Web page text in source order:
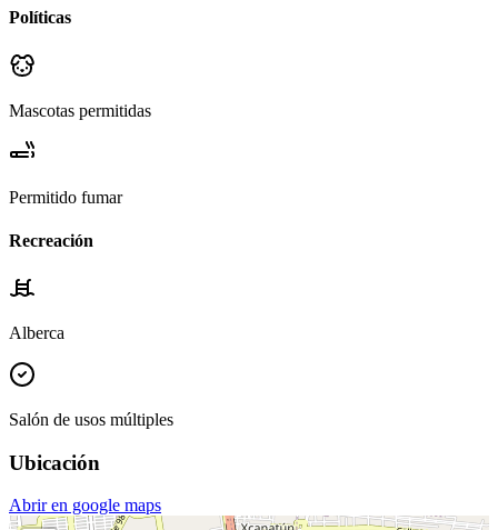
Políticas
Mascotas permitidas
Permitido fumar
Recreación
Alberca
Salón de usos múltiples
Ubicación
Abrir en google maps